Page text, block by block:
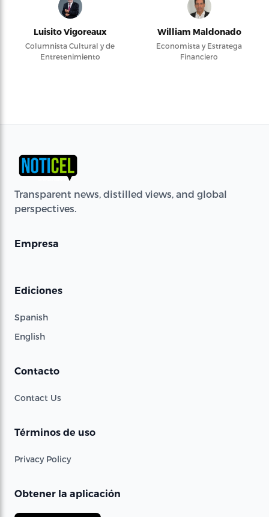
Luisito Vigoreaux
Columnista Cultural y de
Entretenimiento
William Maldonado
Economista y Estratega
Financiero
Transparent news, distilled views, and global
perspectives.
Empresa
Ediciones
Spanish
English
Contacto
Contact Us
Términos de uso
Privacy Policy
Obtener la aplicación